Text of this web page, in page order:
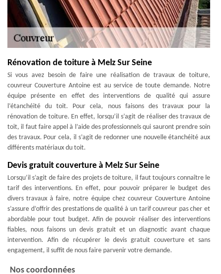
Rénovation de toiture à Melz Sur Seine
Si vous avez besoin de faire une réalisation de travaux de toiture,
couvreur Couverture Antoine est au service de toute demande. Notre
équipe présente en effet des interventions de qualité qui assure
l’étanchéité du toit. Pour cela, nous faisons des travaux pour la
rénovation de toiture. En effet, lorsqu’il s’agit de réaliser des travaux de
toit, il faut faire appel à l’aide des professionnels qui sauront prendre soin
des travaux. Pour cela, il s’agit de redonner une nouvelle étanchéité aux
différents matériaux du toit.
Devis gratuit couverture à Melz Sur Seine
Lorsqu’il s’agit de faire des projets de toiture, il faut toujours connaître le
tarif des interventions. En effet, pour pouvoir préparer le budget des
divers travaux à faire, notre équipe chez couvreur Couverture Antoine
s’assure d’offrir des prestations de qualité à un tarif couvreur pas cher et
abordable pour tout budget. Afin de pouvoir réaliser des interventions
fiables, nous faisons un devis gratuit et un diagnostic avant chaque
intervention. Afin de récupérer le devis gratuit couverture et sans
engagement, il suffit de nous faire parvenir votre demande.
Nos coordonnées